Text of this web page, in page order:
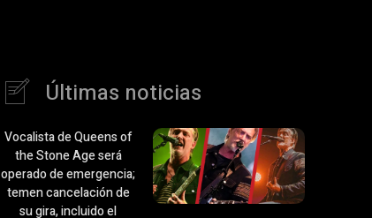
Últimas noticias
Vocalista de Queens of
the Stone Age será
operado de emergencia;
temen cancelación de
su gira, incluido el